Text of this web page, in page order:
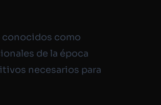
conocidos como
de la época
necesarios para